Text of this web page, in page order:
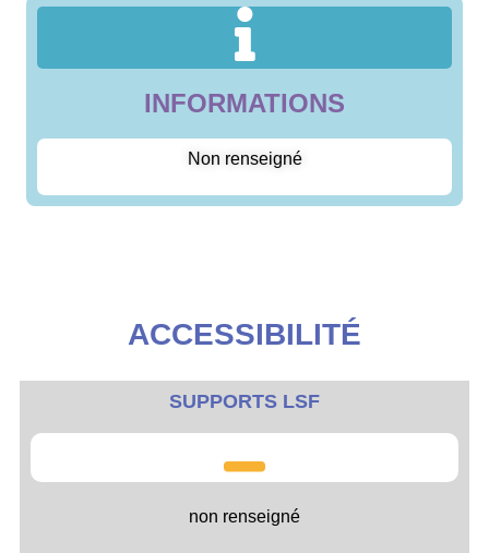
INFORMATIONS
Non renseigné
ACCESSIBILITÉ
SUPPORTS LSF
non renseigné